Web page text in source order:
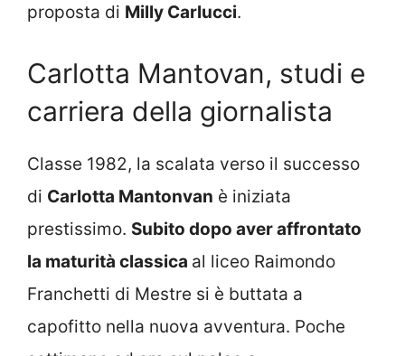
proposta di Milly Carlucci.
Carlotta Mantovan, studi e
carriera della giornalista
Classe 1982, la scalata verso il successo
di Carlotta Mantonvan è iniziata
prestissimo. Subito dopo aver affrontato
la maturità classica al liceo Raimondo
Franchetti di Mestre si è buttata a
capofitto nella nuova avventura. Poche